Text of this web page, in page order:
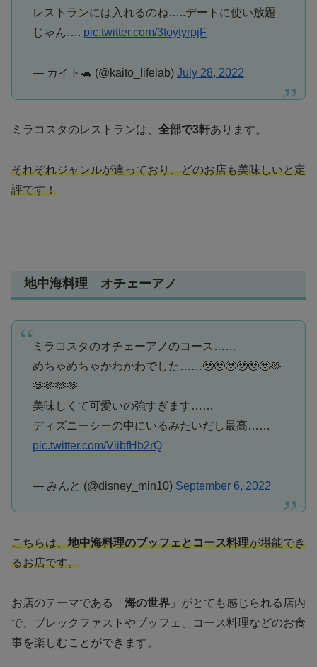
レストランには入れるのね…..デートに使い放題
じゃん…. pic.twitter.com/3toytyrpjF
— カイト🐢 (@kaito_lifelab) July 28, 2022
ミラコスタのレストランは、 全部で3軒あります。
それぞれジャンルが違っており、どのお店も美味しいと定
評です！
地中海料理 オチェーアノ
ミラコスタのオチェーアノのコース……
めちゃめちゃかわかわでした……🥹🥹🥹🥹🥹🥹🫶
🫶🫶🫶🫶
美味しくて可愛いの強すぎます……
ディズニーシーの中にいるみたいだし最高……
pic.twitter.com/ViibfHb2rQ
— みんと (@disney_min10) September 6, 2022
こちらは、地中海料理のブッフェとコース料理が堪能でき
るお店です。
お店のテーマである「 海の世界 」がとても感じられる店内
で、ブレックファストやブッフェ、コース料理などのお食
事を楽しむことができます。